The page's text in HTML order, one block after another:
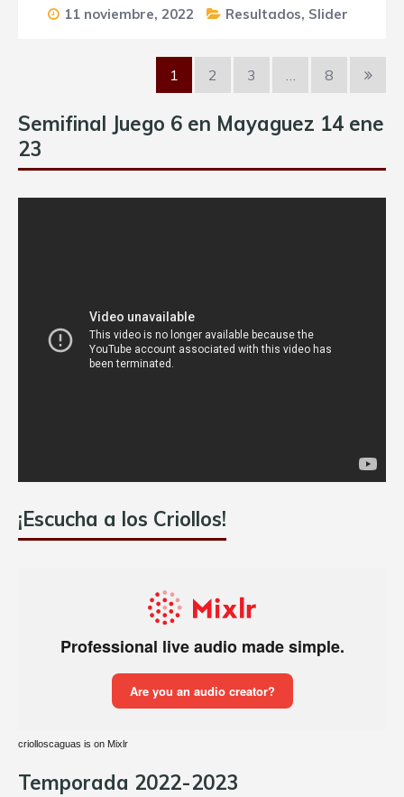
11 noviembre, 2022 Resultados, Slider
1 2 3 … 8
Semifinal Juego 6 en Mayaguez 14 ene
23
¡Escucha a los Criollos!
criolloscaguas is on Mixlr
Temporada 2022-2023